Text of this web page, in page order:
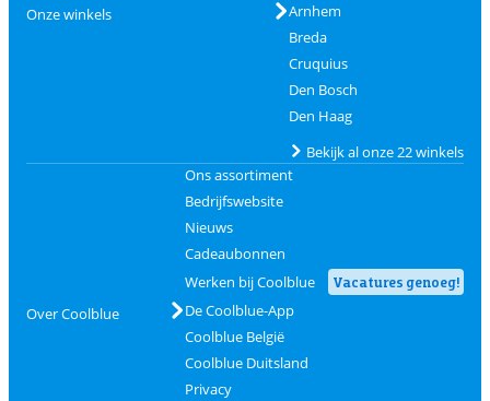
Onze winkels
Arnhem
Breda
Cruquius
Den Bosch
Den Haag
Bekijk al onze 22 winkels
Over Coolblue
Ons assortiment
Bedrijfswebsite
Nieuws
Cadeaubonnen
Werken bij Coolblue
Vacatures genoeg!
De Coolblue-App
Coolblue België
Coolblue Duitsland
Privacy